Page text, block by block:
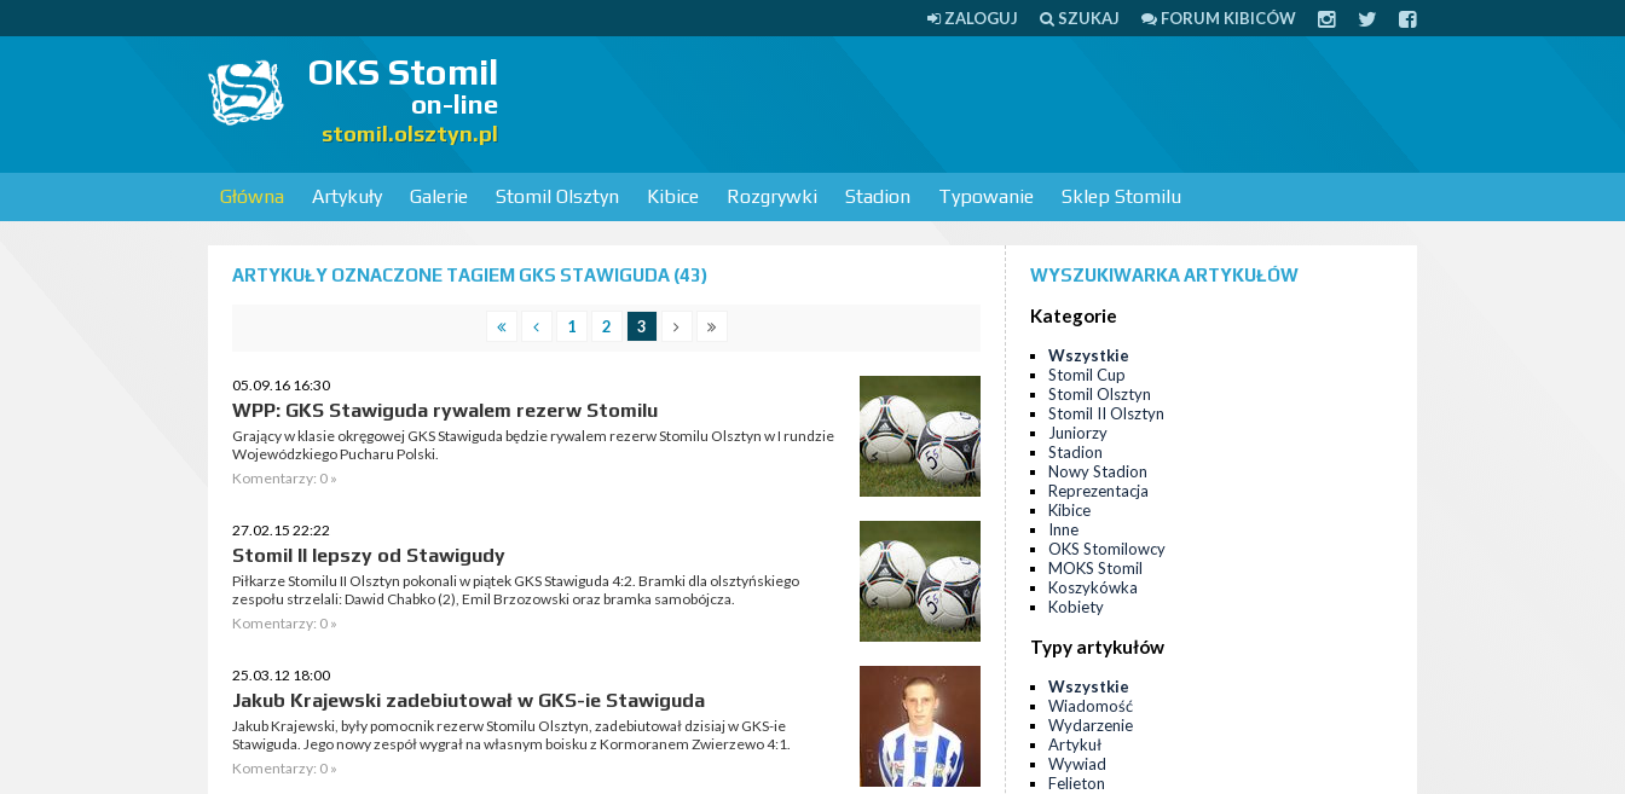
ZALOGUJ SZUKAJ FORUM KIBICÓW
OKS Stomil
on-line
stomil.olsztyn.pl
Główna Artykuły Galerie Stomil Olsztyn Kibice Rozgrywki Stadion Typowanie Sklep Stomilu
ARTYKUŁY OZNACZONE TAGIEM GKS STAWIGUDA (43)
1 2 3
05.09.16 16:30
WPP: GKS Stawiguda rywalem rezerw Stomilu
Grający w klasie okręgowej GKS Stawiguda będzie rywalem rezerw Stomilu Olsztyn w I rundzie
Wojewódzkiego Pucharu Polski.
Komentarzy: 0 »
27.02.15 22:22
Stomil II lepszy od Stawigudy
Piłkarze Stomilu II Olsztyn pokonali w piątek GKS Stawiguda 4:2. Bramki dla olsztyńskiego
zespołu strzelali: Dawid Chabko (2), Emil Brzozowski oraz bramka samobójcza.
Komentarzy: 0 »
25.03.12 18:00
Jakub Krajewski zadebiutował w GKS-ie Stawiguda
Jakub Krajewski, były pomocnik rezerw Stomilu Olsztyn, zadebiutował dzisiaj w GKS-ie
Stawiguda. Jego nowy zespół wygrał na własnym boisku z Kormoranem Zwierzewo 4:1.
Komentarzy: 0 »
WYSZUKIWARKA ARTYKUŁÓW
Kategorie
Wszystkie
Stomil Cup
Stomil Olsztyn
Stomil II Olsztyn
Juniorzy
Stadion
Nowy Stadion
Reprezentacja
Kibice
Inne
OKS Stomilowcy
MOKS Stomil
Koszykówka
Kobiety
Typy artykułów
Wszystkie
Wiadomość
Wydarzenie
Artykuł
Wywiad
Felieton